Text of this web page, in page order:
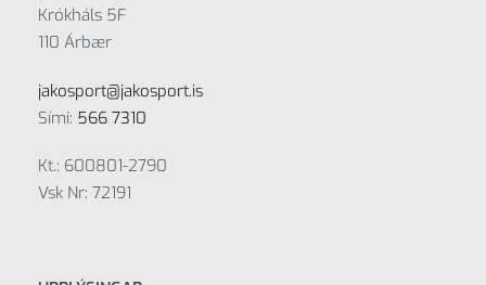
Krókháls 5F
110 Árbær
jakosport@jakosport.is
Sími: 566 7310
Kt.: 600801-2790
Vsk Nr: 72191